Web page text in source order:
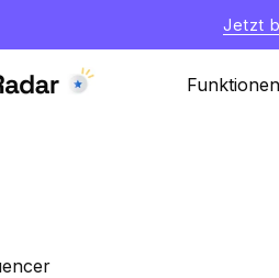
Jetzt
Funktionen